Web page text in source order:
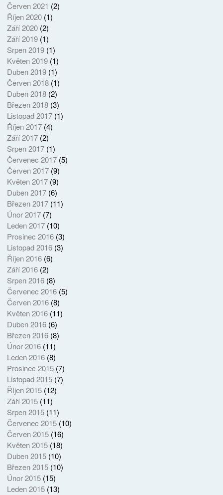
Červen 2021 (2)
Říjen 2020(1)
Září 2020(2)
Září 2019(1)
Srpen 2019(1)
Květen 2019(1)
Duben 2019(1)
Červen 2018(1)
Duben 2018(2)
Březen 2018(3)
Listopad 2017(1)
Říjen 2017(4)
Září 2017(2)
Srpen 2017(1)
Červenec 2017(5)
Červen 2017(9)
Květen 2017(9)
Duben 2017(6)
Březen 2017(11)
Únor 2017(7)
Leden 2017(10)
Prosinec 2016(3)
Listopad 2016(3)
Říjen 2016(6)
Září 2016(2)
Srpen 2016(8)
Červenec 2016(5)
Červen 2016(8)
Květen 2016(11)
Duben 2016(6)
Březen 2016(8)
Únor 2016(11)
Leden 2016(8)
Prosinec 2015(7)
Listopad 2015(7)
Říjen 2015(12)
Září 2015(11)
Srpen 2015(11)
Červenec 2015(10)
Červen 2015(16)
Květen 2015(18)
Duben 2015(10)
Březen 2015(10)
Únor 2015(15)
Leden 2015(13)